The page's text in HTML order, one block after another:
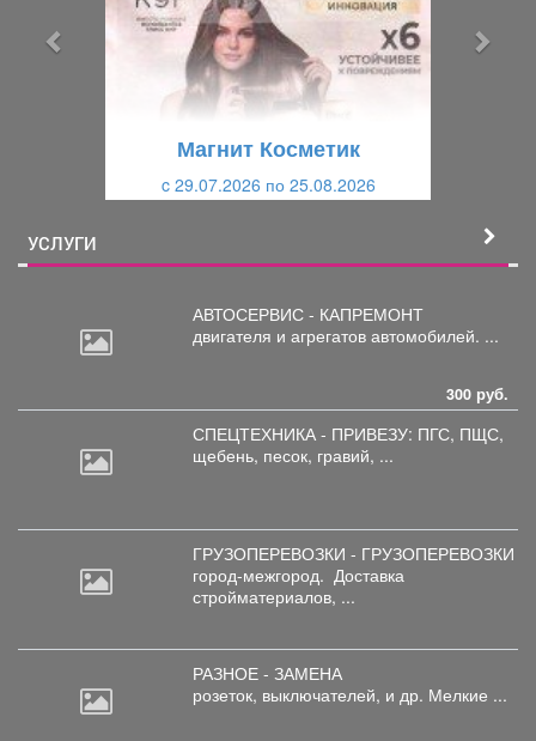
Магнит Косметик
c 29.07.2026 по 25.08.2026
УСЛУГИ
АВТОСЕРВИС - КАПРЕМОНТ
двигателя и агрегатов автомобилей. ...
300 руб.
СПЕЦТЕХНИКА - ПРИВЕЗУ: ПГС, ПЩС,
щебень, песок, гравий, ...
ГРУЗОПЕРЕВОЗКИ - ГРУЗОПЕРЕВОЗКИ
город-межгород. Доставка
стройматериалов, ...
РАЗНОЕ - ЗАМЕНА
розеток, выключателей, и др. Мелкие ...